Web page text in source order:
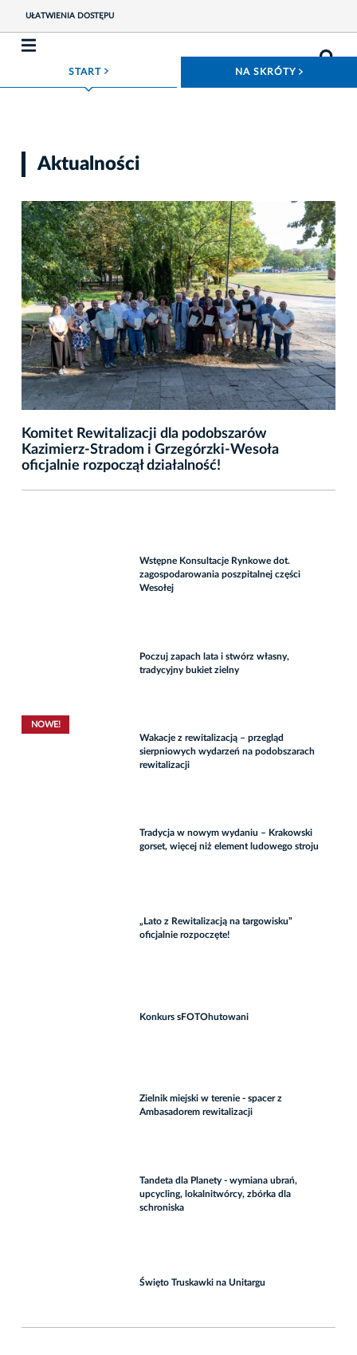
UŁATWIENIA DOSTĘPU
START ROZWIŃ MENU NA SKRÓTY
Aktualności
Komitet Rewitalizacji dla podobszarów
Kazimierz-Stradom i Grzegórzki-Wesoła
oficjalnie rozpoczął działalność!
Wstępne Konsultacje Rynkowe dot.
zagospodarowania poszpitalnej części
Wesołej
Poczuj zapach lata i stwórz własny,
tradycyjny bukiet zielny
NOWE!
Wakacje z rewitalizacją – przegląd
sierpniowych wydarzeń na podobszarach
rewitalizacji
Tradycja w nowym wydaniu – Krakowski
gorset, więcej niż element ludowego stroju
„Lato z Rewitalizacją na targowisku”
oficjalnie rozpoczęte!
Konkurs sFOTOhutowani
Zielnik miejski w terenie - spacer z
Ambasadorem rewitalizacji
Tandeta dla Planety - wymiana ubrań,
upcycling, lokalnitwórcy, zbórka dla
schroniska
Święto Truskawki na Unitargu